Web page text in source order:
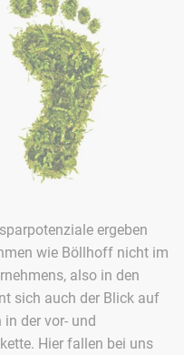
ergeben
wie Böllhoff nicht im
also in den
sich auch der Blick auf
in der vor- und
Hier fallen bei uns